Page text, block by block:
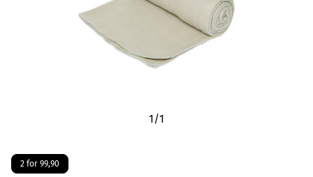
1/1
2 for 99,90